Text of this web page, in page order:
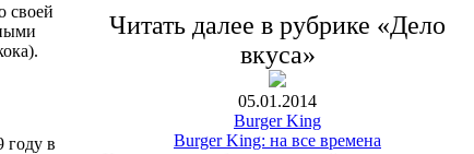
своей
году в
Читать далее в рубрике «Дело
вкуса»
05.01.2014
Burger King
Burger King: на все времена